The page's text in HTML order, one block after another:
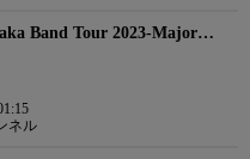
Band Tour 2023-Major…
ネル